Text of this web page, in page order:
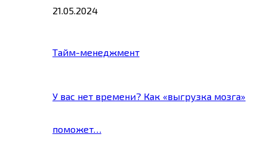
21.05.2024
Тайм-менеджмент
У вас нет времени? Как «выгрузка мозга»
поможет…